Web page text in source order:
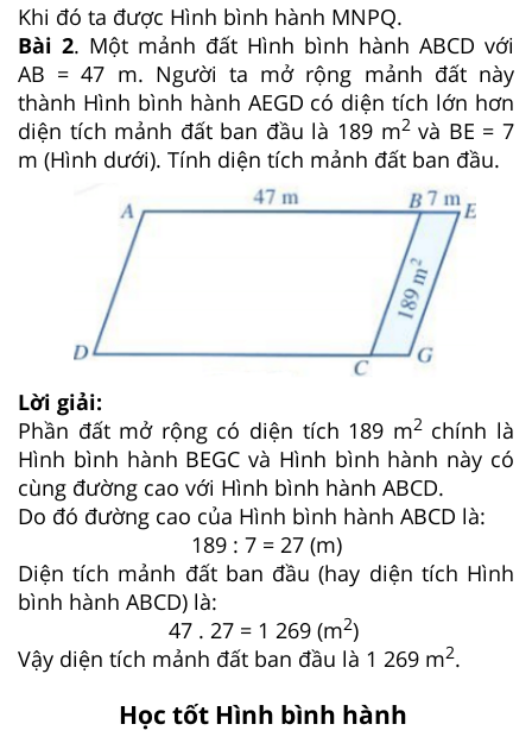
Khi đó ta được Hình bình hành MNPQ.
Bài 2. Một mảnh đất Hình bình hành ABCD với
AB = 47 m. Người ta mở rộng mảnh đất này
thành Hình bình hành AEGD có diện tích lớn hơn
diện tích mảnh đất ban đầu là 189 m2và BE = 7
m (Hình dưới). Tính diện tích mảnh đất ban đầu.
Lời giải:
Phần đất mở rộng có diện tích 189 m2chính là
Hình bình hành BEGC và Hình bình hành này có
cùng đường cao với Hình bình hành ABCD.
Do đó đường cao của Hình bình hành ABCD là:
189 : 7 = 27 (m)
Diện tích mảnh đất ban đầu (hay diện tích Hình
bình hành ABCD) là:
47 . 27 = 1 269 (m2)
Vậy diện tích mảnh đất ban đầu là 1 269 m2.
Học tốt Hình bình hành